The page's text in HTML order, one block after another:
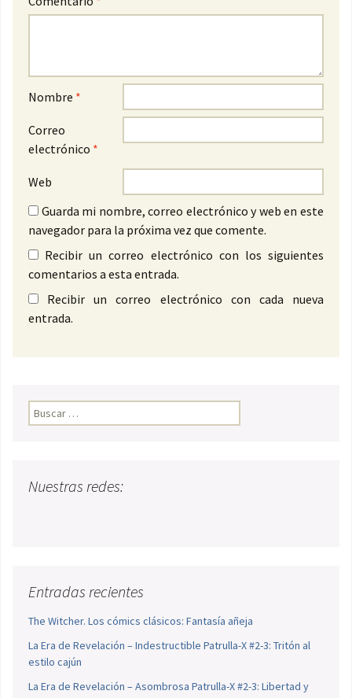
Nombre *
Correo
electrónico *
Web
Guarda mi nombre, correo electrónico y web en este
navegador para la próxima vez que comente.
Recibir un correo electrónico con los siguientes
comentarios a esta entrada.
Recibir un correo electrónico con cada nueva
entrada.
Buscar:
Nuestras redes:
Entradas recientes
The Witcher. Los cómics clásicos: Fantasía añeja
La Era de Revelación – Indestructible Patrulla-X #2-3: Tritón al
estilo cajún
La Era de Revelación – Asombrosa Patrulla-X #2-3: Libertad y